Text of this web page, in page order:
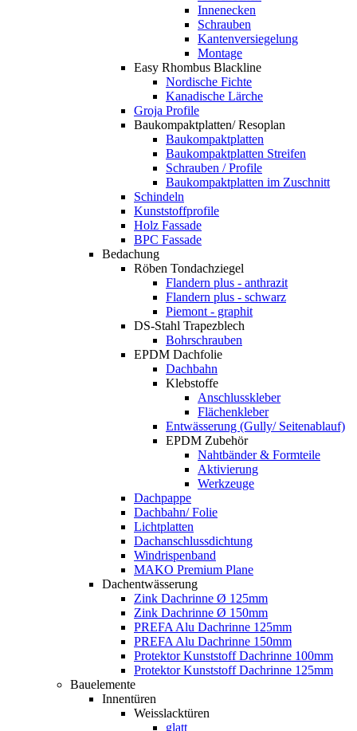
Innenecken
Schrauben
Kantenversiegelung
Montage
Easy Rhombus Blackline
Nordische Fichte
Kanadische Lärche
Groja Profile
Baukompaktplatten/ Resoplan
Baukompaktplatten
Baukompaktplatten Streifen
Schrauben / Profile
Baukompaktplatten im Zuschnitt
Schindeln
Kunststoffprofile
Holz Fassade
BPC Fassade
Bedachung
Röben Tondachziegel
Flandern plus - anthrazit
Flandern plus - schwarz
Piemont - graphit
DS-Stahl Trapezblech
Bohrschrauben
EPDM Dachfolie
Dachbahn
Klebstoffe
Anschlusskleber
Flächenkleber
Entwässerung (Gully/ Seitenablauf)
EPDM Zubehör
Nahtbänder & Formteile
Aktivierung
Werkzeuge
Dachpappe
Dachbahn/ Folie
Lichtplatten
Dachanschlussdichtung
Windrispenband
MAKO Premium Plane
Dachentwässerung
Zink Dachrinne Ø 125mm
Zink Dachrinne Ø 150mm
PREFA Alu Dachrinne 125mm
PREFA Alu Dachrinne 150mm
Protektor Kunststoff Dachrinne 100mm
Protektor Kunststoff Dachrinne 125mm
Bauelemente
Innentüren
Weisslacktüren
glatt